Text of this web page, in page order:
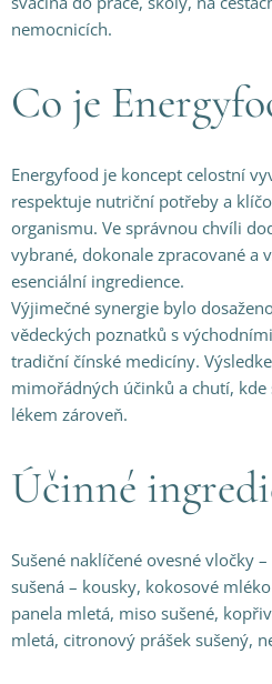
nemocnicích.
Co je
Energyfood je koncept celostní
respektuje nutriční potřeby a
organismu. Ve správnou chvíli
vybrané, dokonale zpracované a
esenciální ingredience.
Výjimečné synergie bylo
vědeckých poznatků s
tradiční čínské medicíny.
mimořádných účinků a chutí, kde
lékem zároveň.
Účinné
Sušené naklíčené ovesné vločky
sušená – kousky, kokosové
panela mletá, miso sušené,
mletá, citronový prášek sušený,